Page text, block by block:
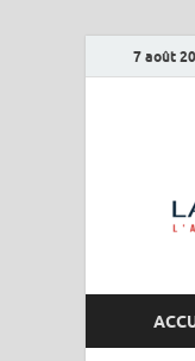
7 août